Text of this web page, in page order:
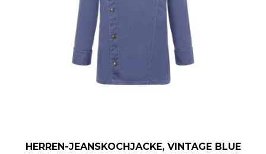
HERREN-JEANSKOCHJACKE, VINTAGE BLUE